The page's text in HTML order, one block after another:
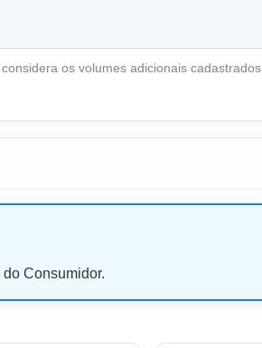
os volumes adicionais cadastrados.
Consumidor.